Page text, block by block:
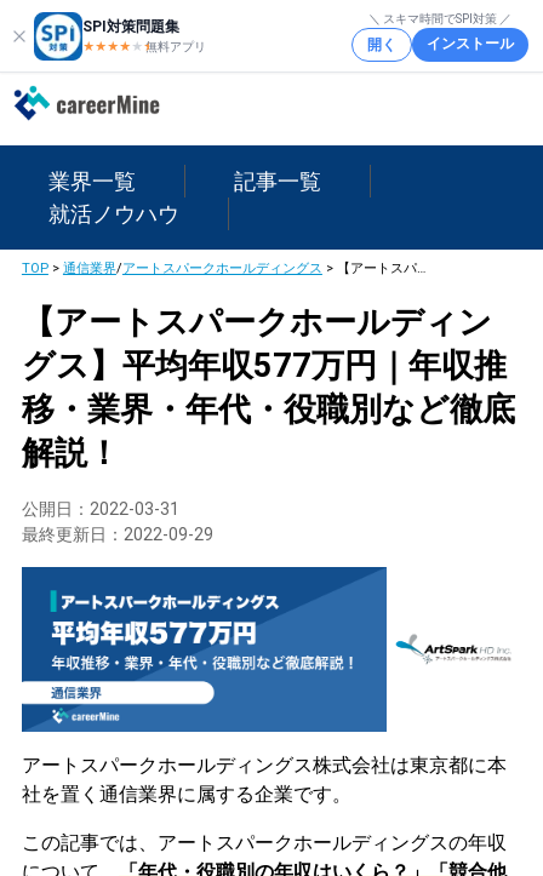
SPI対策問題集
★★★★ ★★
無料アプリ
＼ スキマ時間でSPI対策 ／
開く インストール
業界一覧
記事一覧
就活ノウハウ
TOP> 通信業界/アートスパークホールディングス > 【アートスパークホールディングス】平均年収577万円｜年収推移・業界・年代・役職別など徹底解説！
【アートスパークホールディン
グス】平均年収577万円｜年収推
移・業界・年代・役職別など徹底
解説！
公開日： 2022-03-31
最終更新日： 2022-09-29
アートスパークホールディングス株式会社は東京都に本
社を置く通信業界に属する企業です。
この記事では、アートスパークホールディングスの年収